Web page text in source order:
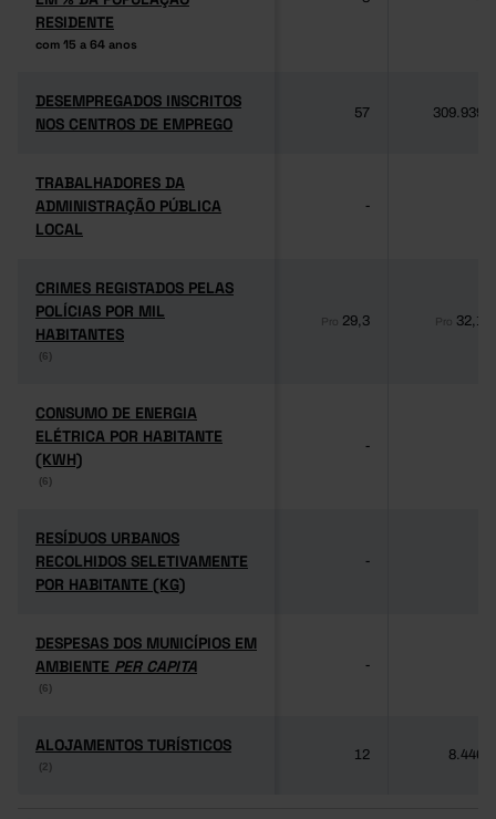
RESIDENTE
com 15 a 64 anos
RESIDENTE
com 15 a 64 anos
DESEMPREGADOS INSCRITOS
NOS CENTROS DE EMPREGO
DESEMPREGADOS INSCRITOS
NOS CENTROS DE EMPREGO
57 309.939
TRABALHADORES DA
ADMINISTRAÇÃO PÚBLICA
LOCAL
TRABALHADORES DA
ADMINISTRAÇÃO PÚBLICA
LOCAL
-
CRIMES REGISTADOS PELAS
POLÍCIAS POR MIL
HABITANTES
(6)
CRIMES REGISTADOS PELAS
POLÍCIAS POR MIL
HABITANTES
(6)
Pro 29,3 Pro 32,1
CONSUMO DE ENERGIA
ELÉTRICA POR HABITANTE
(KWH)
(6)
CONSUMO DE ENERGIA
ELÉTRICA POR HABITANTE
(KWH)
(6)
-
RESÍDUOS URBANOS
RECOLHIDOS SELETIVAMENTE
POR HABITANTE (KG)
RESÍDUOS URBANOS
RECOLHIDOS SELETIVAMENTE
POR HABITANTE (KG)
-
DESPESAS DOS MUNICÍPIOS EM
AMBIENTE PER CAPITA
(6)
DESPESAS DOS MUNICÍPIOS EM
AMBIENTE PER CAPITA
(6)
-
ALOJAMENTOS TURÍSTICOS
(2)
ALOJAMENTOS TURÍSTICOS
(2)
12 8.446